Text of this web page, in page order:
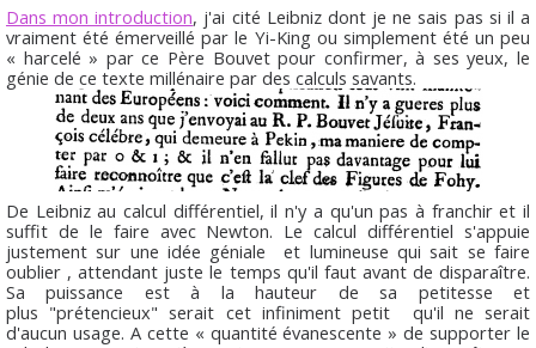
Dans mon introduction, j'ai cité Leibniz dont je ne sais pas si il a
vraiment été émerveillé par le Yi-King ou simplement été un peu
« harcelé » par ce Père Bouvet pour confirmer, à ses yeux, le
génie de ce texte millénaire par des calculs savants.
De Leibniz au calcul différentiel, il n'y a qu'un pas à franchir et il
suffit de le faire avec Newton. Le calcul différentiel s'appuie
justement sur une idée géniale et lumineuse qui sait se faire
oublier , attendant juste le temps qu'il faut avant de disparaître.
Sa puissance est à la hauteur de sa petitesse et
plus "prétencieux" serait cet infiniment petit qu'il ne serait
d'aucun usage. A cette « quantité évanescente » de supporter le